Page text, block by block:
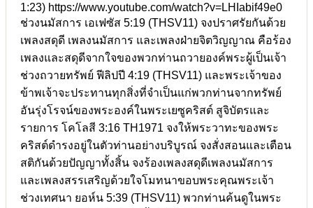
‭1‬:‭23‬) https://www.youtube.com/watch?v=LHIabif49e0
ช่วงนมัสการ เอเฟซัส 5:19 (THSV11) จงปราศรัยกันด้วย
เพลงสดุดี เพลงนมัสการ และเพลงฝ่ายจิตวิญญาณ คือร้อง
เพลงและสดุดีจากใจของพวกท่านถวายองค์พระผู้เป็นเจ้า
ช่วงถวายทรัพย์ ฟีลิปปี 4:19 (THSV11) และพระเจ้าของ
ข้าพเจ้าจะประทานทุกสิ่งที่จำเป็นแก่พวกท่านจากทรัพย์
อันรุ่งโรจน์ของพระองค์ในพระเยซูคริสต์ สูจิบัตรและ
รายการ โคโลสี 3:16 TH1971 จงให้พระวาทะของพระ
คริสต์ดำรงอยู่ในตัวท่านอย่างบริบูรณ์ จงสั่งสอนและเตือน
สติกันด้วยปัญญาทั้งสิ้น จงร้องเพลงสดุดีเพลงนมัสการ
และเพลงสรรเสริญด้วยใจโมทนาขอบพระคุณพระเจ้า
ช่วงเทศนา ยอห์น 5:39 (THSV11) พวกท่านค้นดูในพระ